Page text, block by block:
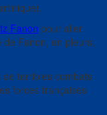
Fanon pour aller
de Fanon, en pleurs,
terribles combats
forces françaises